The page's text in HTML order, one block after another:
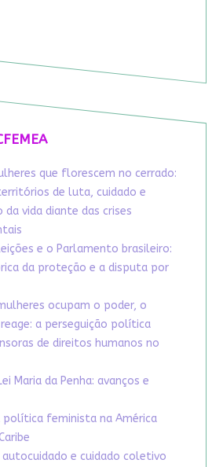
que florescem no cerrado:
de luta, cuidado e
vida diante das crises
e o Parlamento brasileiro:
da proteção e a disputa por
ocupam o poder, o
a perseguição política
de direitos humanos no
Maria da Penha: avanços e
política feminista na América
autocuidado e cuidado coletivo